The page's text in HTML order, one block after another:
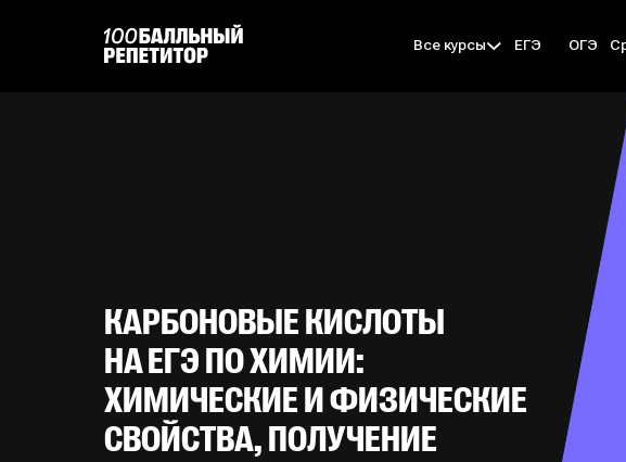
Все курсы ЕГЭ ОГЭ
КАРБОНОВЫЕ КИСЛОТЫ
НА ЕГЭ ПО ХИМИИ:
ХИМИЧЕСКИЕ И ФИЗИЧЕСКИЕ
СВОЙСТВА, ПОЛУЧЕНИЕ